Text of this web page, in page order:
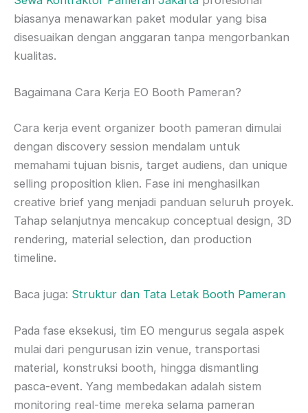
biasanya menawarkan paket modular yang bisa
disesuaikan dengan anggaran tanpa mengorbankan
kualitas.
Bagaimana Cara Kerja EO Booth Pameran?
Cara kerja event organizer booth pameran dimulai
dengan discovery session mendalam untuk
memahami tujuan bisnis, target audiens, dan unique
selling proposition klien. Fase ini menghasilkan
creative brief yang menjadi panduan seluruh proyek.
Tahap selanjutnya mencakup conceptual design, 3D
rendering, material selection, dan production
timeline.
Baca juga: Struktur dan Tata Letak Booth Pameran
Pada fase eksekusi, tim EO mengurus segala aspek
mulai dari pengurusan izin venue, transportasi
material, konstruksi booth, hingga dismantling
pasca-event. Yang membedakan adalah sistem
monitoring real-time mereka selama pameran